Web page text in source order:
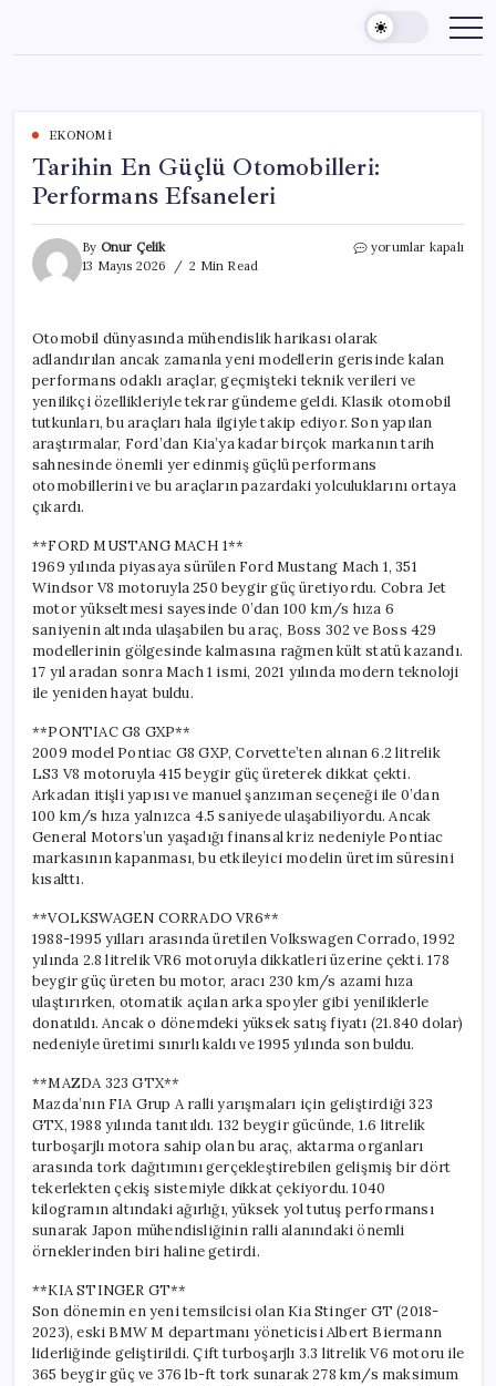
content
EKONOMI
Tarihin En Güçlü Otomobilleri:
Performans Efsaneleri
By Onur Çelik
13 Mayıs 2026
2 Min Read
Tarihin
Efsaneleri
için
yorumlar kapalı
Otomobil dünyasında mühendislik harikası olarak
adlandırılan ancak zamanla yeni modellerin gerisinde kalan
performans odaklı araçlar, geçmişteki teknik verileri ve
yenilikçi özellikleriyle tekrar gündeme geldi. Klasik otomobil
tutkunları, bu araçları hala ilgiyle takip ediyor. Son yapılan
araştırmalar, Ford’dan Kia’ya kadar birçok markanın tarih
sahnesinde önemli yer edinmiş güçlü performans
otomobillerini ve bu araçların pazardaki yolculuklarını ortaya
çıkardı.
**FORD MUSTANG MACH 1**
1969 yılında piyasaya sürülen Ford Mustang Mach 1, 351
Windsor V8 motoruyla 250 beygir güç üretiyordu. Cobra Jet
motor yükseltmesi sayesinde 0’dan 100 km/s hıza 6
saniyenin altında ulaşabilen bu araç, Boss 302 ve Boss 429
modellerinin gölgesinde kalmasına rağmen kült statü kazandı.
17 yıl aradan sonra Mach 1 ismi, 2021 yılında modern teknoloji
ile yeniden hayat buldu.
**PONTIAC G8 GXP**
2009 model Pontiac G8 GXP, Corvette’ten alınan 6.2 litrelik
LS3 V8 motoruyla 415 beygir güç üreterek dikkat çekti.
Arkadan itişli yapısı ve manuel şanzıman seçeneği ile 0’dan
100 km/s hıza yalnızca 4.5 saniyede ulaşabiliyordu. Ancak
General Motors’un yaşadığı finansal kriz nedeniyle Pontiac
markasının kapanması, bu etkileyici modelin üretim süresini
kısalttı.
**VOLKSWAGEN CORRADO VR6**
1988-1995 yılları arasında üretilen Volkswagen Corrado, 1992
yılında 2.8 litrelik VR6 motoruyla dikkatleri üzerine çekti. 178
beygir güç üreten bu motor, aracı 230 km/s azami hıza
ulaştırırken, otomatik açılan arka spoyler gibi yeniliklerle
donatıldı. Ancak o dönemdeki yüksek satış fiyatı (21.840 dolar)
nedeniyle üretimi sınırlı kaldı ve 1995 yılında son buldu.
**MAZDA 323 GTX**
Mazda’nın FIA Grup A ralli yarışmaları için geliştirdiği 323
GTX, 1988 yılında tanıtıldı. 132 beygir gücünde, 1.6 litrelik
turboşarjlı motora sahip olan bu araç, aktarma organları
arasında tork dağıtımını gerçekleştirebilen gelişmiş bir dört
tekerlekten çekiş sistemiyle dikkat çekiyordu. 1040
kilogramın altındaki ağırlığı, yüksek yol tutuş performansı
sunarak Japon mühendisliğinin ralli alanındaki önemli
örneklerinden biri haline getirdi.
**KIA STINGER GT**
Son dönemin en yeni temsilcisi olan Kia Stinger GT (2018-
2023), eski BMW M departmanı yöneticisi Albert Biermann
liderliğinde geliştirildi. Çift turboşarjlı 3.3 litrelik V6 motoru ile
365 beygir güç ve 376 lb-ft tork sunarak 278 km/s maksimum